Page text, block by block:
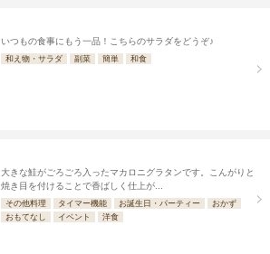
いつもの食事にもう一品！こちらのサラダをどうぞ♪
和え物・サラダ 副菜 簡単 和食
大きな鮭がごろごろ入ったマカロニグラタンです。こんがりと
焼き目を付けることで香ばしく仕上が...
その他料理 タイマー機能 お誕生日・パーティー
おかず
おもてなし
イベント 洋食